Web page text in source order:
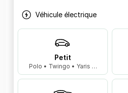
Véhicule électrique
Petit
Polo • Twingo • Yaris …